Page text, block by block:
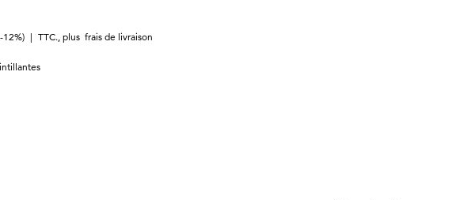
12%) | TTC., plus frais de livraison